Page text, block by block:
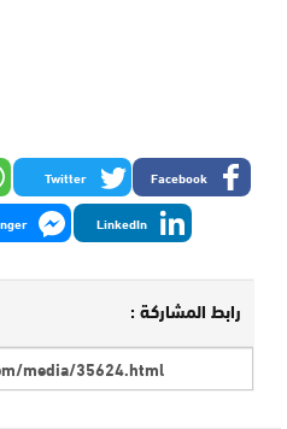
Facebook
Twitter
LinkedIn
رابط المشاركة :